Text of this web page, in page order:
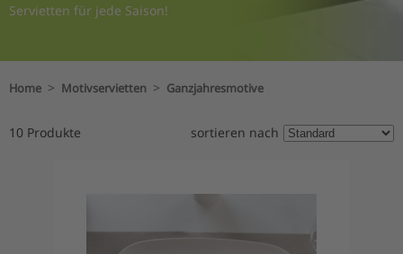
Servietten für jede Saison!
Home > Motivservietten > Ganzjahresmotive
10 Produkte sortieren nach